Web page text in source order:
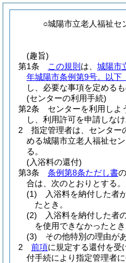
○城陽市立老人福祉セ
(趣旨)
第1条
この規則 は、 城陽市
年城陽市条例第9号。以下
し、必要な事項を定めるも
(センターの利用手続)
第2条
センターを利用しよ
し、利用許可を申請しなけ
2
指定管理者は、センター
める城陽市立老人福祉セ
る。
(入浴料の還付)
第3条
条例第8条ただし書
合は、次のとおりとする。
(1)
入浴料を納付した者
たとき。
(2)
入浴料を納付した者
を使用できなかったとき
(3)
その他特別の理由が
2
前項に規定する還付を受
付手続により指定管理者